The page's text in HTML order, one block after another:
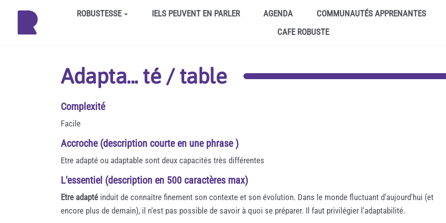
Aller au contenu principalROBUSTESSE IELS PEUVENT EN PARLER AGENDA COMMUNAUTÉS APPRENANTES
CAFE ROBUSTE
Adapta... té / table
Complexité
Facile
Accroche (description courte en une phrase )
Etre adapté ou adaptable sont deux capacités très différentes
L'essentiel (description en 500 caractères max)
Etre adapté induit de connaître finement son contexte et son évolution. Dans le monde fluctuant d'aujourd'hui (et
encore plus de demain), il n'est pas possible de savoir à quoi se préparer. Il faut privilégier l'adaptabilité.